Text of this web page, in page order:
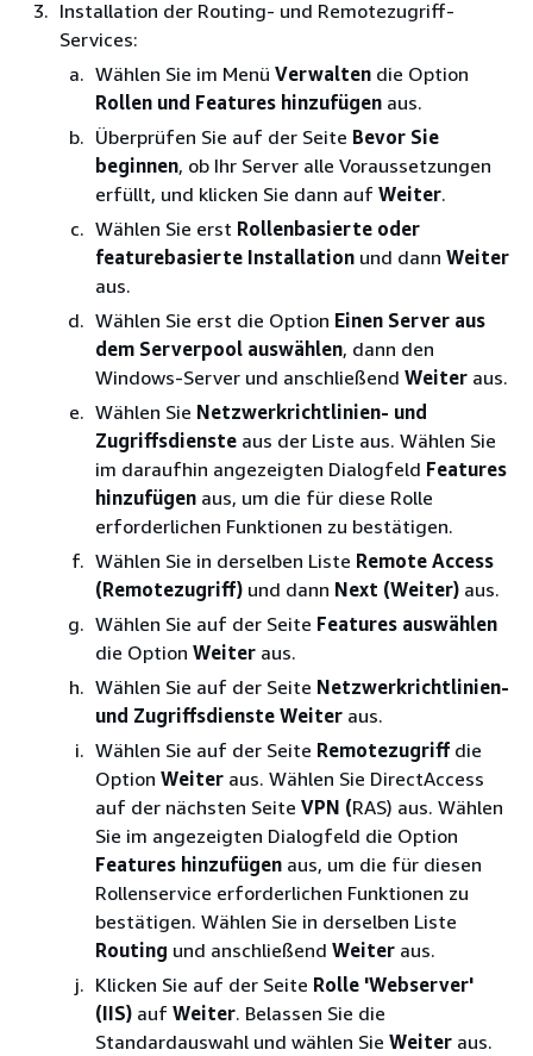
Installation der Routing- und Remotezugriff-
Services:
Wählen Sie im Menü Verwalten die Option
Rollen und Features hinzufügen aus.
Überprüfen Sie auf der Seite Bevor Sie
beginnen, ob Ihr Server alle Voraussetzungen
erfüllt, und klicken Sie dann auf Weiter.
Wählen Sie erst Rollenbasierte oder
featurebasierte Installation und dann Weiter
aus.
Wählen Sie erst die Option Einen Server aus
dem Serverpool auswählen, dann den
Windows-Server und anschließend Weiter aus.
Wählen Sie Netzwerkrichtlinien- und
Zugriffsdienste aus der Liste aus. Wählen Sie
im daraufhin angezeigten Dialogfeld Features
hinzufügen aus, um die für diese Rolle
erforderlichen Funktionen zu bestätigen.
Wählen Sie in derselben Liste Remote Access
(Remotezugriff) und dann Next (Weiter) aus.
Wählen Sie auf der Seite Features auswählen
die Option Weiter aus.
Wählen Sie auf der Seite Netzwerkrichtlinien-
und Zugriffsdienste Weiter aus.
Wählen Sie auf der Seite Remotezugriff die
Option Weiter aus. Wählen Sie DirectAccess
auf der nächsten Seite VPN (RAS) aus. Wählen
Sie im angezeigten Dialogfeld die Option
Features hinzufügen aus, um die für diesen
Rollenservice erforderlichen Funktionen zu
bestätigen. Wählen Sie in derselben Liste
Routing und anschließend Weiter aus.
Klicken Sie auf der Seite Rolle 'Webserver'
(IIS) auf Weiter. Belassen Sie die
Standardauswahl und wählen Sie Weiter aus.